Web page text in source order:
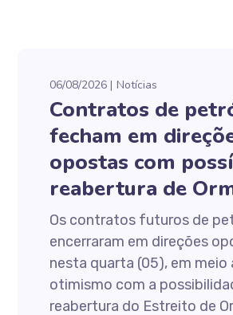
06/08/2026 Notícias
Contratos de
fecham em
opostas com
reabertura de
Os contratos futuros de
encerraram em direções
nesta quarta (05), em meio
otimismo com a
reabertura do Estreito de